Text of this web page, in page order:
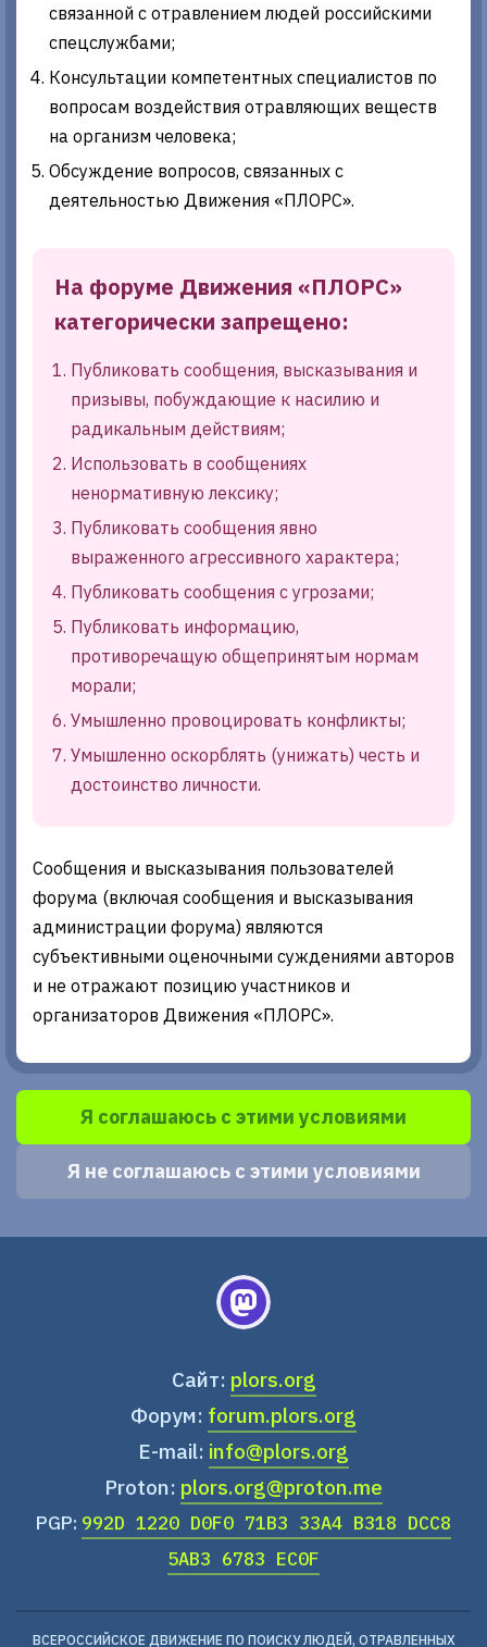
связанной с отравлением людей российскими
спецслужбами;
Консультации компетентных специалистов по
вопросам воздействия отравляющих веществ
на организм человека;
Обсуждение вопросов, связанных с
деятельностью Движения «ПЛОРС».
На форуме Движения «ПЛОРС»
категорически запрещено:
Публиковать сообщения, высказывания и
призывы, побуждающие к насилию и
радикальным действиям;
Использовать в сообщениях
ненормативную лексику;
Публиковать сообщения явно
выраженного агрессивного характера;
Публиковать сообщения с угрозами;
Публиковать информацию,
противоречащую общепринятым нормам
морали;
Умышленно провоцировать конфликты;
Умышленно оскорблять (унижать) честь и
достоинство личности.
Сообщения и высказывания пользователей
форума (включая сообщения и высказывания
администрации форума) являются
субъективными оценочными суждениями авторов
и не отражают позицию участников и
организаторов Движения «ПЛОРС».
Сайт: plors.org
Форум: forum.plors.org
E-mail: info@plors.org
Proton: plors.org@proton.me
PGP: 992D 1220 D0F0 71B3 33A4 B318 DCC8
5AB3 6783 EC0F
ВСЕРОССИЙСКОЕ ДВИЖЕНИЕ ПО ПОИСКУ ЛЮДЕЙ, ОТРАВЛЕННЫХ